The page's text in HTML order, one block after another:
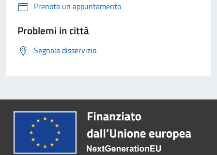
Prenota un appuntamento
Problemi in città
Segnala disservizio